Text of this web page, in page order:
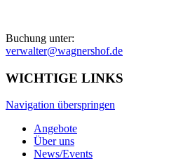
Buchung unter:
verwalter@wagnershof.de
WICHTIGE LINKS
Navigation überspringen
Angebote
Über uns
News/Events